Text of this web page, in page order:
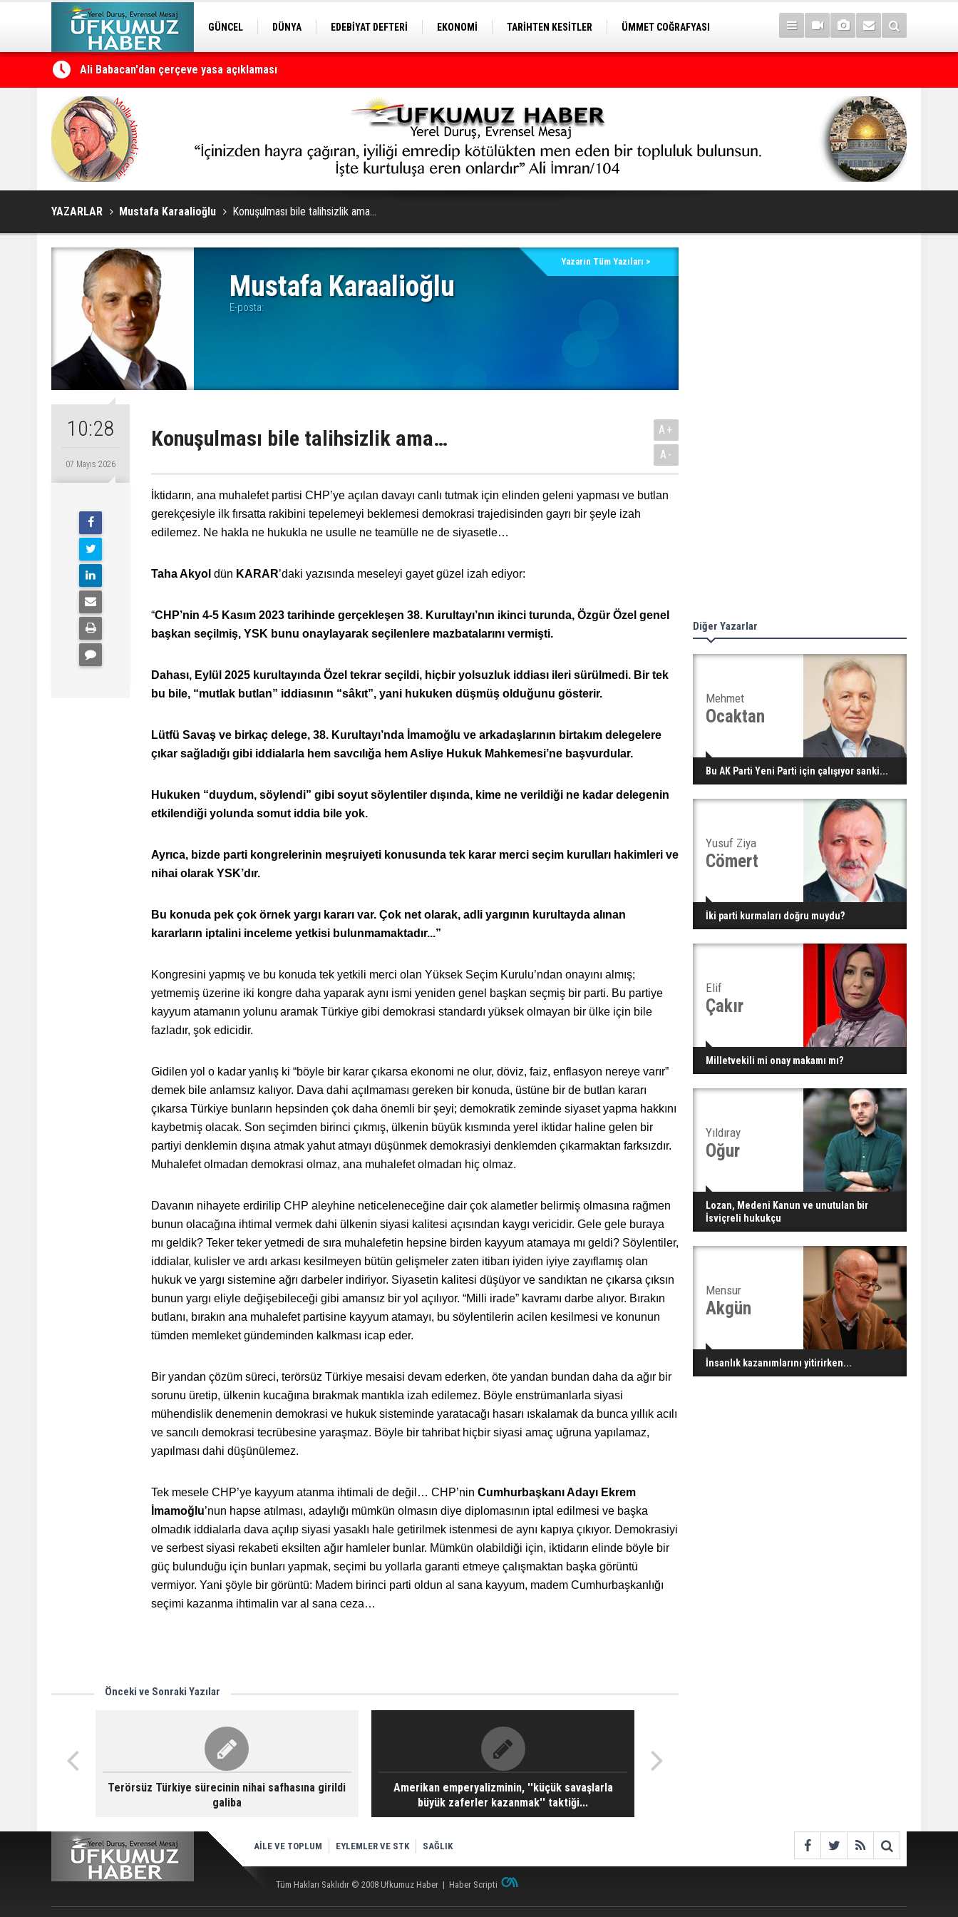
GÜNCEL DÜNYA EDEBİYAT DEFTERİ EKONOMİ TARİHTEN KESİTLER
ÜMMET COĞRAFYASI
Ali Babacan'dan çerçeve yasa açıklaması
Petrol erzan bû
YAZARLAR Mustafa Karaalioğlu Konuşulması bile talihsizlik ama…
Mustafa Karaalioğlu
E-posta:
Yazarın Tüm Yazıları >
10:28
07 Mayıs 2026
Konuşulması bile talihsizlik ama…
A+
A-
İktidarın, ana muhalefet partisi CHP’ye açılan davayı canlı tutmak için elinden geleni yapması ve butlan
gerekçesiyle ilk fırsatta rakibini tepelemeyi beklemesi demokrasi trajedisinden gayrı bir şeyle izah
edilemez. Ne hakla ne hukukla ne usulle ne teamülle ne de siyasetle…
Taha Akyol dün KARAR’daki yazısında meseleyi gayet güzel izah ediyor:
“CHP’nin 4-5 Kasım 2023 tarihinde gerçekleşen 38. Kurultayı’nın ikinci turunda, Özgür Özel genel
başkan seçilmiş, YSK bunu onaylayarak seçilenlere mazbatalarını vermişti.
Dahası, Eylül 2025 kurultayında Özel tekrar seçildi, hiçbir yolsuzluk iddiası ileri sürülmedi. Bir tek
bu bile, “mutlak butlan” iddiasının “sâkıt”, yani hukuken düşmüş olduğunu gösterir.
Lütfü Savaş ve birkaç delege, 38. Kurultayı’nda İmamoğlu ve arkadaşlarının birtakım delegelere
çıkar sağladığı gibi iddialarla hem savcılığa hem Asliye Hukuk Mahkemesi’ne başvurdular.
Hukuken “duydum, söylendi” gibi soyut söylentiler dışında, kime ne verildiği ne kadar delegenin
etkilendiği yolunda somut iddia bile yok.
Ayrıca, bizde parti kongrelerinin meşruiyeti konusunda tek karar merci seçim kurulları hakimleri ve
nihai olarak YSK’dır.
Bu konuda pek çok örnek yargı kararı var. Çok net olarak, adli yargının kurultayda alınan
kararların iptalini inceleme yetkisi bulunmamaktadır...”
Kongresini yapmış ve bu konuda tek yetkili merci olan Yüksek Seçim Kurulu’ndan onayını almış;
yetmemiş üzerine iki kongre daha yaparak aynı ismi yeniden genel başkan seçmiş bir parti. Bu partiye
kayyum atamanın yolunu aramak Türkiye gibi demokrasi standardı yüksek olmayan bir ülke için bile
fazladır, şok edicidir.
Gidilen yol o kadar yanlış ki “böyle bir karar çıkarsa ekonomi ne olur, döviz, faiz, enflasyon nereye varır”
demek bile anlamsız kalıyor. Dava dahi açılmaması gereken bir konuda, üstüne bir de butlan kararı
çıkarsa Türkiye bunların hepsinden çok daha önemli bir şeyi; demokratik zeminde siyaset yapma hakkını
kaybetmiş olacak. Son seçimden birinci çıkmış, ülkenin büyük kısmında yerel iktidar haline gelen bir
partiyi denklemin dışına atmak yahut atmayı düşünmek demokrasiyi denklemden çıkarmaktan farksızdır.
Muhalefet olmadan demokrasi olmaz, ana muhalefet olmadan hiç olmaz.
Davanın nihayete erdirilip CHP aleyhine neticeleneceğine dair çok alametler belirmiş olmasına rağmen
bunun olacağına ihtimal vermek dahi ülkenin siyasi kalitesi açısından kaygı vericidir. Gele gele buraya
mı geldik? Teker teker yetmedi de sıra muhalefetin hepsine birden kayyum atamaya mı geldi? Söylentiler,
iddialar, kulisler ve ardı arkası kesilmeyen bütün gelişmeler zaten itibarı iyiden iyiye zayıflamış olan
hukuk ve yargı sistemine ağrı darbeler indiriyor. Siyasetin kalitesi düşüyor ve sandıktan ne çıkarsa çıksın
bunun yargı eliyle değişebileceği gibi amansız bir yol açılıyor. “Milli irade” kavramı darbe alıyor. Bırakın
butlanı, bırakın ana muhalefet partisine kayyum atamayı, bu söylentilerin acilen kesilmesi ve konunun
tümden memleket gündeminden kalkması icap eder.
Bir yandan çözüm süreci, terörsüz Türkiye mesaisi devam ederken, öte yandan bundan daha da ağır bir
sorunu üretip, ülkenin kucağına bırakmak mantıkla izah edilemez. Böyle enstrümanlarla siyasi
mühendislik denemenin demokrasi ve hukuk sisteminde yaratacağı hasarı ıskalamak da bunca yıllık acılı
ve sancılı demokrasi tecrübesine yaraşmaz. Böyle bir tahribat hiçbir siyasi amaç uğruna yapılamaz,
yapılması dahi düşünülemez.
Tek mesele CHP’ye kayyum atanma ihtimali de değil… CHP’nin Cumhurbaşkanı Adayı Ekrem
İmamoğlu’nun hapse atılması, adaylığı mümkün olmasın diye diplomasının iptal edilmesi ve başka
olmadık iddialarla dava açılıp siyasi yasaklı hale getirilmek istenmesi de aynı kapıya çıkıyor. Demokrasiyi
ve serbest siyasi rekabeti eksilten ağır hamleler bunlar. Mümkün olabildiği için, iktidarın elinde böyle bir
güç bulunduğu için bunları yapmak, seçimi bu yollarla garanti etmeye çalışmaktan başka görüntü
vermiyor. Yani şöyle bir görüntü: Madem birinci parti oldun al sana kayyum, madem Cumhurbaşkanlığı
seçimi kazanma ihtimalin var al sana ceza…
Önceki ve Sonraki Yazılar
Terörsüz Türkiye sürecinin nihai safhasına girildi
galiba
Amerikan emperyalizminin, ''küçük savaşlarla
büyük zaferler kazanmak'' taktiği...
Diğer Yazarlar
Mehmet
Ocaktan
Bu AK Parti Yeni Parti için çalışıyor sanki...
Yusuf Ziya
Cömert
İki parti kurmaları doğru muydu?
Elif
Çakır
Milletvekili mi onay makamı mı?
Yıldıray
Oğur
Lozan, Medeni Kanun ve unutulan bir
İsviçreli hukukçu
Mensur
Akgün
İnsanlık kazanımlarını yitirirken...
AİLE VE TOPLUM EYLEMLER VE STK SAĞLIK
Tüm Hakları Saklıdır © 2008 Ufkumuz Haber | Haber Scripti